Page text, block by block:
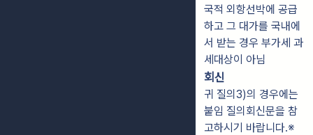
국적 외항선박에 공급
하고 그 대가를 국내에
서 받는 경우 부가세 과
세대상이 아님
회신
귀 질의3)의 경우에는
붙임 질의회신문을 참
고하시기 바랍니다.※